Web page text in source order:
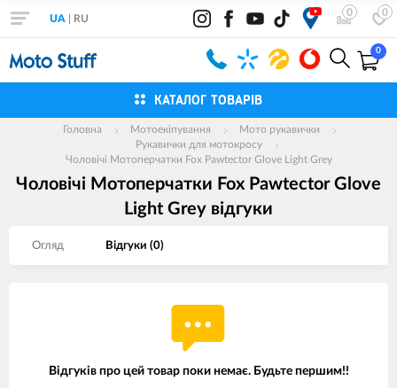
0 0
UA RU
0
КАТАЛОГ ТОВАРІВ
Головна Мотоекіпування
Мото рукавички
Рукавички для мотокросу
Чоловічі Мотоперчатки Fox Pawtector Glove Light Grey
Чоловічі Мотоперчатки Fox Pawtector Glove
Light Grey вiдгуки
Огляд Вiдгуки (0)
Відгуків про цей товар поки немає. Будьте першим!!